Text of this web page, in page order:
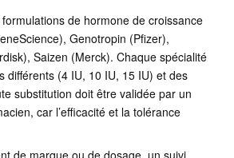
de hormone de croissance
Genotropin (Pfizer),
Saizen (Merck). Chaque spécialité
différents (4 IU, 10 IU, 15 IU) et des
substitution doit être validée par un
car l’efficacité et la tolérance
de marque ou de dosage, un suivi